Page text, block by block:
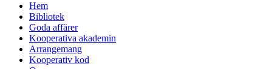
Hem
Bibliotek
Goda affärer
Kooperativa akademin
Arrangemang
Kooperativ kod